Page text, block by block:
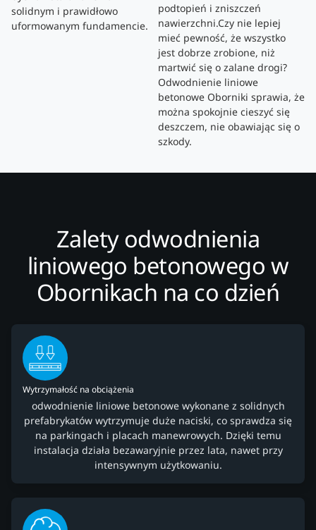
solidnym i prawidłowo
uformowanym fundamencie.
podtopień i zniszczeń
nawierzchni.Czy nie lepiej
mieć pewność, że wszystko
jest dobrze zrobione, niż
martwić się o zalane drogi?
Odwodnienie liniowe
betonowe Oborniki sprawia, że
można spokojnie cieszyć się
deszczem, nie obawiając się o
szkody.
Zalety odwodnienia
liniowego betonowego w
Obornikach na co dzień
Wytrzymałość na obciążenia
odwodnienie liniowe betonowe wykonane z solidnych
prefabrykatów wytrzymuje duże naciski, co sprawdza się
na parkingach i placach manewrowych. Dzięki temu
instalacja działa bezawaryjnie przez lata, nawet przy
intensywnym użytkowaniu.